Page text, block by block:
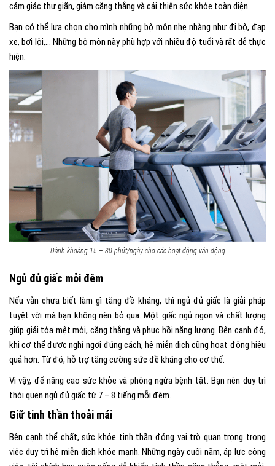
cảm giác thư giãn, giảm căng thẳng và cải thiện sức khỏe toàn diện
Bạn có thể lựa chọn cho mình những bộ môn nhẹ nhàng như đi bộ, đạp
xe, bơi lội,… Những bộ môn này phù hợp với nhiều độ tuổi và rất dễ thực
hiện.
Dành khoảng 15 – 30 phút/ngày cho các hoạt động vận động
Ngủ đủ giấc mỗi đêm
Nếu vẫn chưa biết làm gì tăng đề kháng, thì ngủ đủ giấc là giải pháp
tuyệt vời mà bạn không nên bỏ qua. Một giấc ngủ ngon và chất lượng
giúp giải tỏa mệt mỏi, căng thẳng và phục hồi năng lượng. Bên cạnh đó,
khi cơ thể được nghỉ ngơi đúng cách, hệ miễn dịch cũng hoạt động hiệu
quả hơn. Từ đó, hỗ trợ tăng cường sức đề kháng cho cơ thể.
Vì vậy, để nâng cao sức khỏe và phòng ngừa bệnh tật. Bạn nên duy trì
thói quen ngủ đủ giấc từ 7 – 8 tiếng mỗi đêm.
Giữ tinh thần thoải mái
Bên cạnh thể chất, sức khỏe tinh thần đóng vai trò quan trọng trong
việc duy trì hệ miễn dịch khỏe mạnh. Những ngày cuối năm, áp lực công